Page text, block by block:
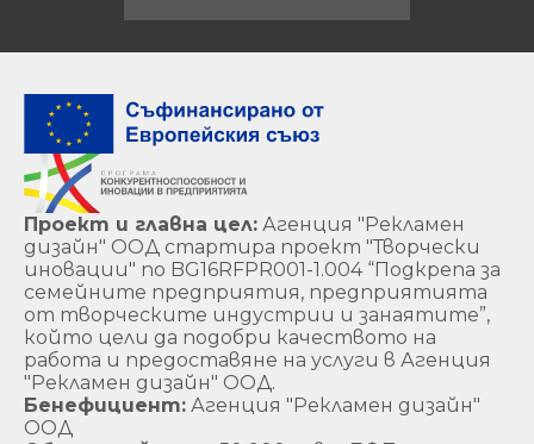
Проект и главна цел: Агенция "Рекламен
дизайн" ООД стартира проект "Творчески
иновации" по BG16RFPR001-1.004 “Подкрепа за
семейните предприятия, предприятията
от творческите индустрии и занаятите”,
който цели да подобри качеството на
работа и предоставяне на услуги в Агенция
"Рекламен дизайн" ООД.
Бенефициент: Агенция "Рекламен дизайн"
ООД